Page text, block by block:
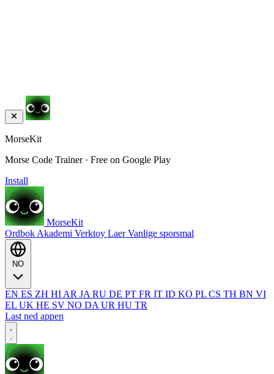
MorseKit
Morse Code Trainer · Free on Google Play
Install
MorseKit
Ordbok Akademi Verktoy LaerVanlige sporsmal
EN ES ZH HI AR JA RU DE PT FR IT ID KO PL CS TH BN VI
EL UK HE SV NO DA UR HU TR
Last ned appen